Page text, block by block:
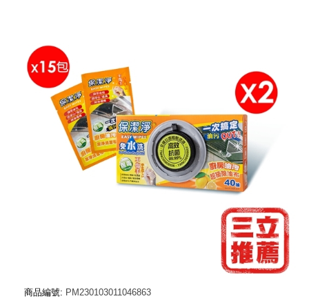
商品編號: PM230103011046863